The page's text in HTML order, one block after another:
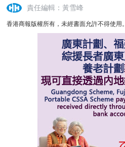
責任編輯：黃雪峰
香港商報版權所有，未經書面允許不得使用。